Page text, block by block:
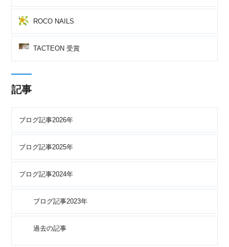
ROCO NAILS
TACTEON 受賞
記事
ブログ記事2026年
ブログ記事2025年
プログ記事2024年
ブログ記事2023年
過去の記事